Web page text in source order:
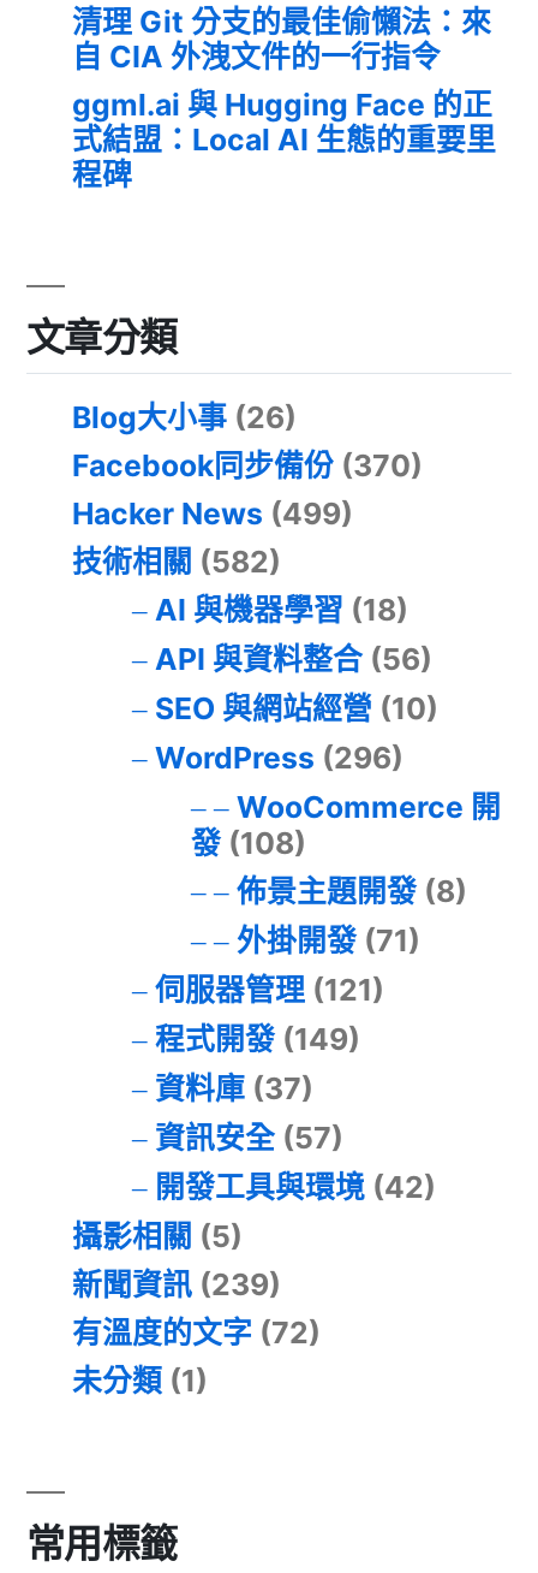
清理 Git 分支的最佳偷懶法：來
自 CIA 外洩文件的一行指令
ggml.ai 與 Hugging Face 的正
式結盟：Local AI 生態的重要里
程碑
文章分類
Blog大小事 (26)
Facebook同步備份 (370)
Hacker News (499)
技術相關 (582)
AI 與機器學習 (18)
API 與資料整合(56)
SEO 與網站經營 (10)
WordPress (296)
WooCommerce 開
發(108)
佈景主題開發(8)
外掛開發(71)
伺服器管理(121)
程式開發(149)
資料庫(37)
資訊安全(57)
開發工具與環境(42)
攝影相關 (5)
新聞資訊 (239)
有溫度的文字 (72)
未分類 (1)
常用標籤